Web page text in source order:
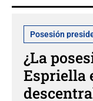
Posesión
¿La
Espriella